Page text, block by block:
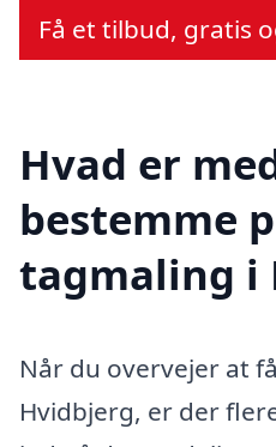
Få et tilbud, gratis
Hvad er
bestemme
tagmaling i
Når du overvejer at
Hvidbjerg, er der